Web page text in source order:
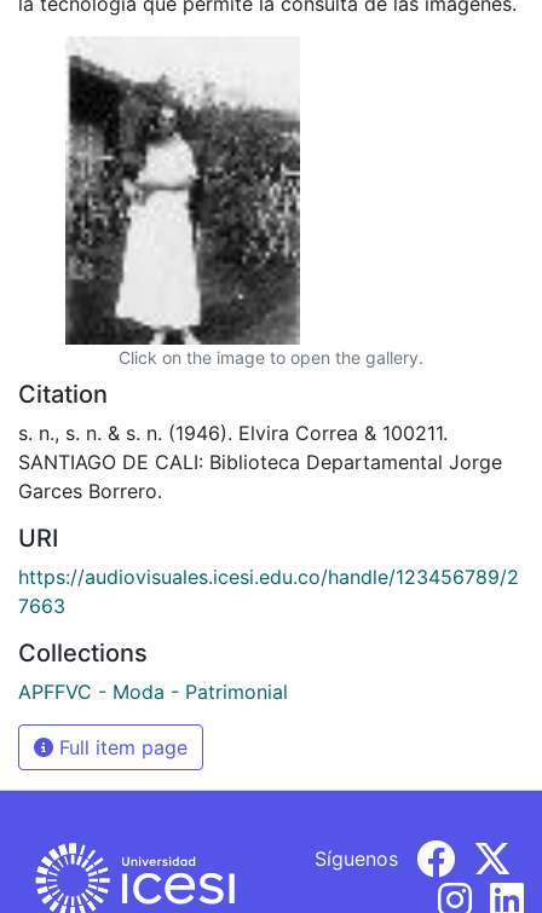
Click on the image to open the gallery.
Citation
s. n., s. n. & s. n. (1946). Elvira Correa & 100211.
SANTIAGO DE CALI: Biblioteca Departamental Jorge
Garces Borrero.
URI
https://audiovisuales.icesi.edu.co/handle/123456789/2
7663
Collections
APFFVC - Moda - Patrimonial
Full item page
Síguenos